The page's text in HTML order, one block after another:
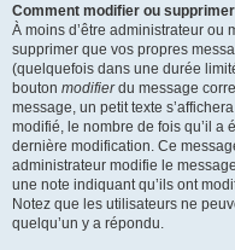
Comment modifier ou
À moins d’être administrateur ou
supprimer que vos propres
(quelquefois dans une durée
bouton modifierdu message
message, un petit texte
modifié, le nombre de fois qu’il a
dernière modification. Ce
administrateur modifie le
une note indiquant qu’ils ont
Notez que les utilisateurs ne
quelqu’un y a répondu.